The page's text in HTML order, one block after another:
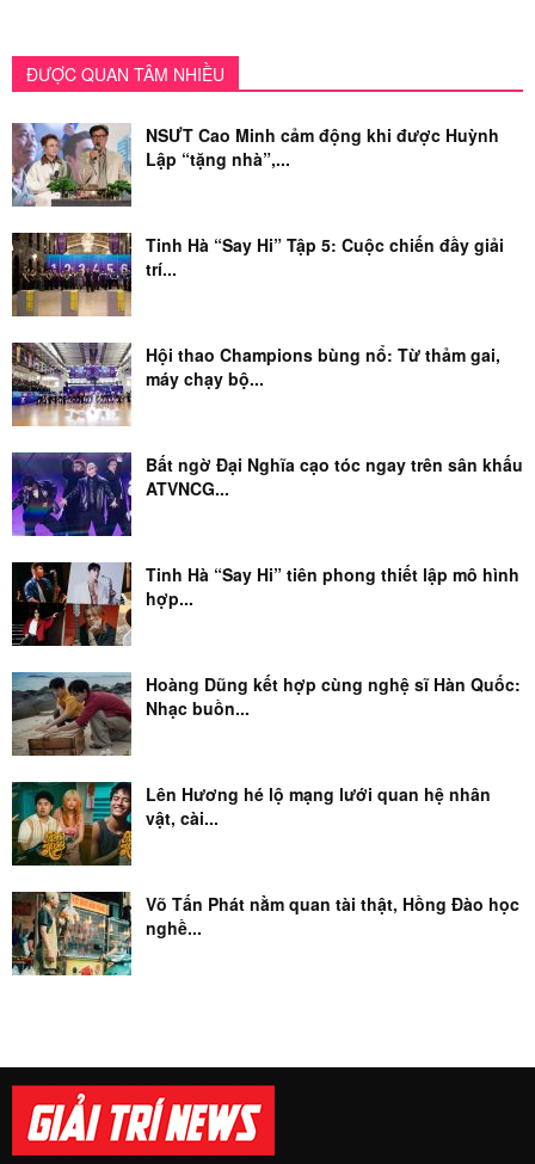
ĐƯỢC QUAN TÂM NHIỀU
NSƯT Cao Minh cảm động khi được Huỳnh
Lập “tặng nhà”,...
Tinh Hà “Say Hi” Tập 5: Cuộc chiến đầy giải
trí...
Hội thao Champions bùng nổ: Từ thảm gai,
máy chạy bộ...
Bất ngờ Đại Nghĩa cạo tóc ngay trên sân khấu
ATVNCG...
Tinh Hà “Say Hi” tiên phong thiết lập mô hình
hợp...
Hoàng Dũng kết hợp cùng nghệ sĩ Hàn Quốc:
Nhạc buồn...
Lên Hương hé lộ mạng lưới quan hệ nhân
vật, cài...
Võ Tấn Phát nằm quan tài thật, Hồng Đào học
nghề...